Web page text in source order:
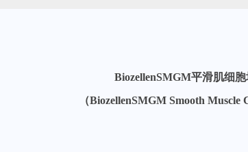
BiozellenSMGM平滑肌细
（BiozellenSMGM Smooth Muscle